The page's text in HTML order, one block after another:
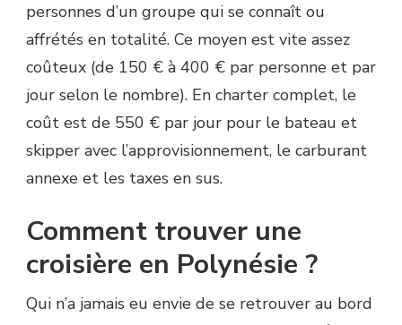
personnes d’un groupe qui se connaît ou
affrétés en totalité. Ce moyen est vite assez
coûteux (de 150 € à 400 € par personne et par
jour selon le nombre). En charter complet, le
coût est de 550 € par jour pour le bateau et
skipper avec l’approvisionnement, le carburant
annexe et les taxes en sus.
Comment trouver une
croisière en Polynésie ?
Qui n’a jamais eu envie de se retrouver au bord